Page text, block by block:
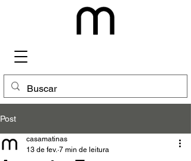
Post
casamatinas
13 de fev. 7 min de leitura